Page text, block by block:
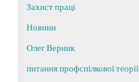
Захист праці
Новини
Олег Верник
питання профспілкової теорії